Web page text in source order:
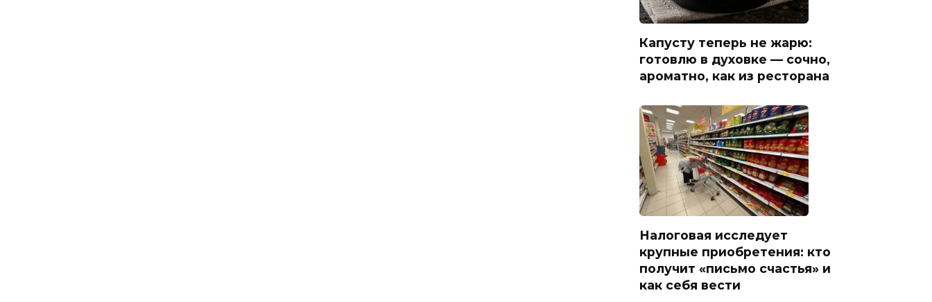
Капусту теперь не жарю:
готовлю в духовке — сочно,
ароматно, как из ресторана
Налоговая исследует
крупные приобретения: кто
получит «письмо счастья» и
как себя вести